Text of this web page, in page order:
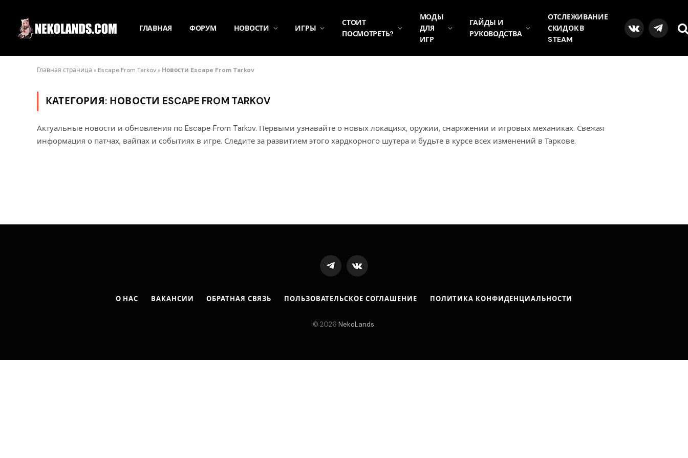
ГЛАВНАЯ ФОРУМ НОВОСТИ ИГРЫ
СТОИТ
ПОСМОТРЕТЬ?
МОДЫ
ДЛЯ
ИГР
ГАЙДЫ И
РУКОВОДСТВА
ОТСЛЕЖИВАНИЕ
СКИДОК В
STEAM
VKontakteTelegram
Главная страница » Escape From Tarkov » Новости Escape From Tarkov
КАТЕГОРИЯ: НОВОСТИ ESCAPE FROM TARKOV
Актуальные новости и обновления по Escape From Tarkov. Первыми узнавайте о новых локациях, оружии, снаряжении и игровых механиках. Свежая
информация о патчах, вайпах и событиях в игре. Следите за развитием этого хардкорного шутера и будьте в курсе всех изменений в Таркове.
TelegramVKontakte
О НАС ВАКАНСИИ ОБРАТНАЯ СВЯЗЬ ПОЛЬЗОВАТЕЛЬСКОЕ СОГЛАШЕНИЕ ПОЛИТИКА КОНФИДЕНЦИАЛЬНОСТИ
© 2026 NekoLands.